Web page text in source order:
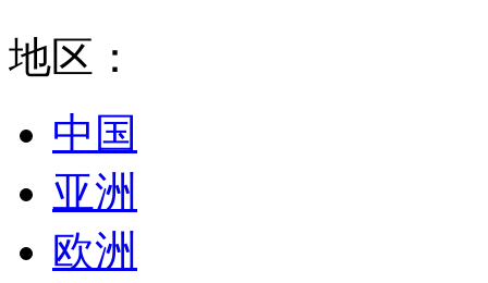
地区：
中国
亚洲
欧洲